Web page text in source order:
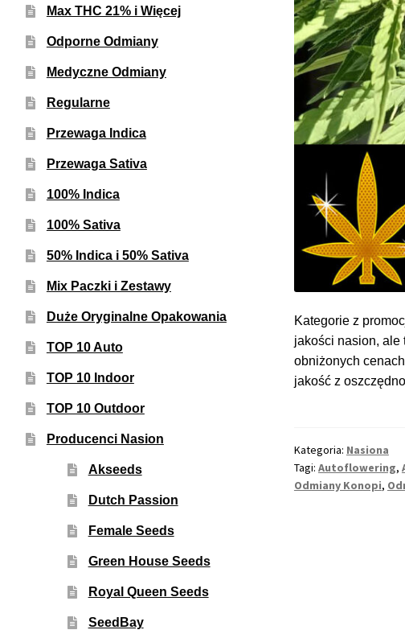
Kategorie z
jakości nasion, ale
obniżonych
jakość z
Kategoria: Nasiona
Tagi: Autoflowering,
Odmiany Konopi,
Max THC 21% i Więcej
Odporne Odmiany
Medyczne Odmiany
Regularne
Przewaga Indica
Przewaga Sativa
100% Indica
100% Sativa
50% Indica i 50% Sativa
Mix Paczki i Zestawy
Duże Oryginalne Opakowania
TOP 10 Auto
TOP 10 Indoor
TOP 10 Outdoor
Producenci Nasion
Akseeds
Dutch Passion
Female Seeds
Green House Seeds
Royal Queen Seeds
SeedBay